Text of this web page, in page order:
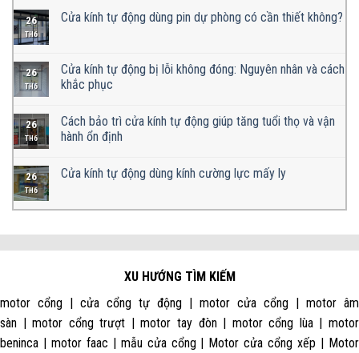
Lắp theo chuẩn loại motor
Lắp motor theo loại cửa cổng
Lắp motor cổng theo nhu cầu
Phụ kiện
TIN TỨC MỚI NHẤT
Cửa kính tự động dùng pin dự phòng có cần thiết không?
26
Cách bảo trì cửa kính tự động giúp tăng tuổi thọ và vận
hành ổn định